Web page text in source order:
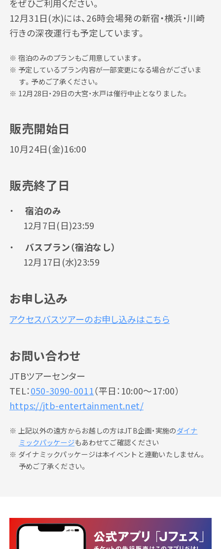
をぜひご利用ください。
12月31日(水)には、26時会場発の新宿・横浜・川崎
行きの深夜運行も予定しています。
宿泊のみのプランもご用意しています。
予定しているプラン内容が一部変更になる場合がございま
す。予めご了承ください。
12月28日・29日の大宮・水戸は催行中止となりました。
販売開始日
10月24日(金)16:00
販売終了日
宿泊のみ
12月7日(日)23:59
バスプラン（宿泊なし）
12月17日(水)23:59
お申し込み
アクセスバスツアーのお申し込みはこちら
お問い合わせ
JTBツアーセンター
TEL：050-3090-0011（平日：10:00～17:00）
https://jtb-entertainment.net/
上記以外の遠方からお越しの方はJTB企画・実施のダイナ
ミックパッケージもあわせてご確認ください
ダイナミックパッケージは本イベントと連動いたしません。
予めご了承ください。